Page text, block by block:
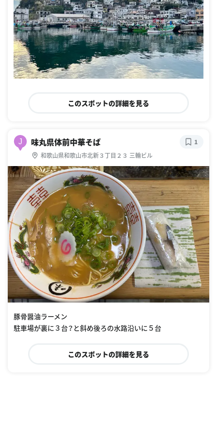
このスポットの詳細を見る
J 味丸県体前中華そば
和歌山県和歌山市北新３丁目２３ 三輪ビル
1
豚骨醤油ラーメン
駐車場が裏に３台？と斜め後ろの水路沿いに５台
このスポットの詳細を見る